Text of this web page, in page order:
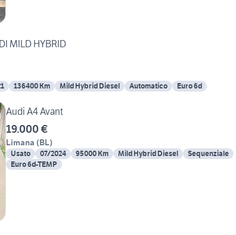
MILD HYBRID
136400 Km Mild Hybrid Diesel Automatico Euro 6d
Audi A4 Avant
19.000 €
Limana (BL)
Usato 07/2024 95000 Km Mild Hybrid Diesel
Sequenziale
Euro 6d-TEMP